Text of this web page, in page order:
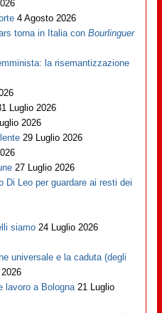
4 Agosto 2026
torna in Italia conBourlinguer
la risemantizzazione
Luglio 2026
2026
29 Luglio 2026
27 Luglio 2026
Di Leo per guardare ai resti dei
siamo 24 Luglio 2026
universale e la caduta (degli
lavoro a Bologna 21 Luglio